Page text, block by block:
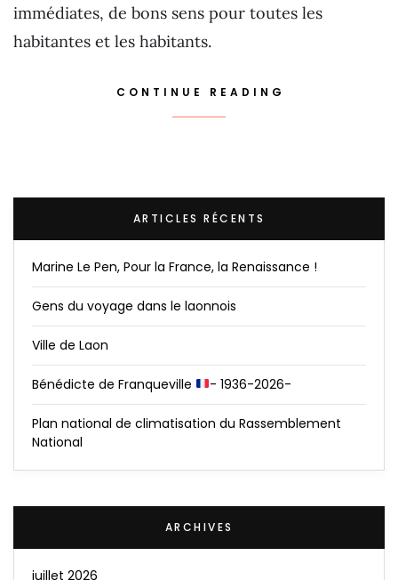
immédiates, de bons sens pour toutes les
habitantes et les habitants.
CONTINUE READING
ARTICLES RÉCENTS
Marine Le Pen, Pour la France, la Renaissance !
Gens du voyage dans le laonnois
Ville de Laon
Bénédicte de Franqueville - 1936-2026-
Plan national de climatisation du Rassemblement
National
ARCHIVES
juillet 2026